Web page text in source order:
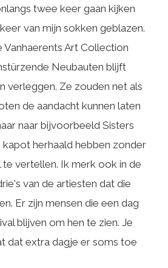
twee keer gaan kijken
van mijn sokken geblazen.
Vanhaerents Art Collection
Neubauten blijft
verleggen. Ze zouden net als
de aandacht kunnen laten
naar bijvoorbeeld Sisters
kapot herhaald hebben zonder
te vertellen. Ik merk ook in de
van de artiesten dat die
Er zijn mensen die een dag
blijven om hen te zien. Je
dat extra dagje er soms toe